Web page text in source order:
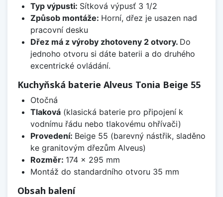
Typ výpusti: Sítková výpusť 3 1/2
Způsob montáže: Horní, dřez je usazen nad
pracovní desku
Dřez má z výroby zhotoveny 2 otvory. Do
jednoho otvoru si dáte baterii a do druhého
excentrické ovládání.
Kuchyňská baterie Alveus Tonia Beige 55
Otočná
Tlaková(klasická baterie pro připojení k
vodnímu řádu nebo tlakovému ohřívači)
Provedení: Beige 55 (barevný nástřik, sladěno
ke granitovým dřezům Alveus)
Rozměr: 174 x 295 mm
Montáž do standardního otvoru 35 mm
Obsah balení